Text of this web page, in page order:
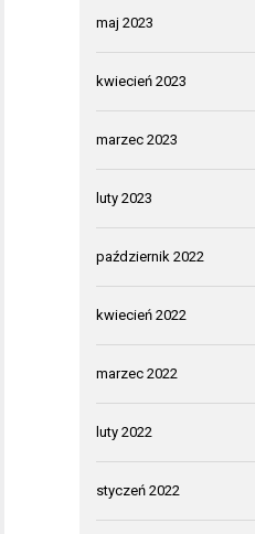
maj 2023
kwiecień 2023
marzec 2023
luty 2023
październik 2022
kwiecień 2022
marzec 2022
luty 2022
styczeń 2022